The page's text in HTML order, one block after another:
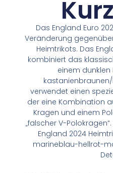
Das England Euro
Veränderung
Heimtrikots. Das
kombiniert das
einem
verwendet einen
der eine Kombination
Kragen und einem
„falscher V-
England 2024
marineblau-hellrot-